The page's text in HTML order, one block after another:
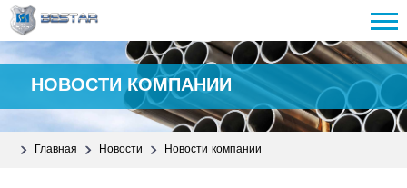
НОВОСТИ КОМПАНИИ
Главная Новости Новости компании